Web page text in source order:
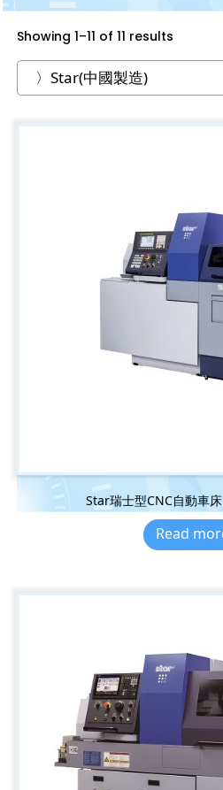
Showing 1–11 of 11 results
Star瑞士型CNC自動車
Read